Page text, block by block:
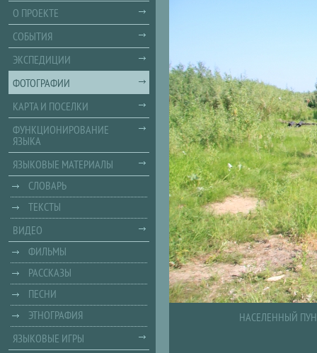
НАСЕЛЕННЫЙ
О ПРОЕКТЕ
СОБЫТИЯ
ЭКСПЕДИЦИИ
ФОТОГРАФИИ
КАРТА И ПОСЕЛКИ
ФУНКЦИОНИРОВАНИЕ
ЯЗЫКА
ЯЗЫКОВЫЕ МАТЕРИАЛЫ
СЛОВАРЬ
ТЕКСТЫ
ВИДЕО
ФИЛЬМЫ
РАССКАЗЫ
ПЕСНИ
ЭТНОГРАФИЯ
ЯЗЫКОВЫЕ ИГРЫ